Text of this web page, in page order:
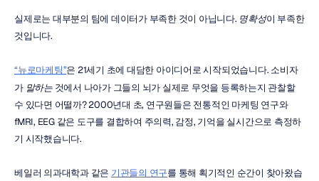
실제로는 대부분의 팀에 데이터가 부족한 것이 아닙니다. 명확성이 부족한
것입니다.
“뉴로마케팅”은 21세기 초에 대담한 아이디어로 시작되었습니다. 소비자
가 말하는 것에서 나아가 그들의 뇌가 실제로 무엇을 등록하는지 관찰할
수 있다면 어떨까? 2000년대 초, 연구원들은 전통적인 마케팅 연구와
fMRI, EEG 같은 도구를 결합하여 주의력, 감정, 기억을 실시간으로 측정하
기 시작했습니다.
베일러 의과대학과 같은 기관들의 연구를 통해 획기적인 순간이 찾아왔습